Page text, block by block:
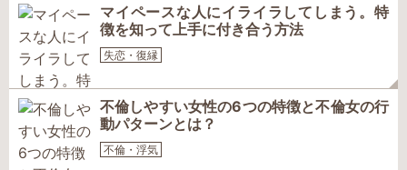
マイペースな人にイライラしてしまう。特
徴を知って上手に付き合う方法
失恋・復縁
不倫しやすい女性の6つの特徴と不倫女の行
動パターンとは？
不倫・浮気